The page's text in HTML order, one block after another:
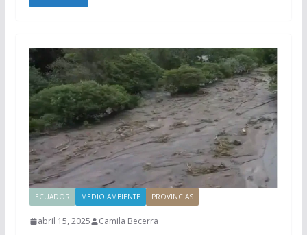
ECUADOR MEDIO AMBIENTE PROVINCIAS
abril 15, 2025 Camila Becerra